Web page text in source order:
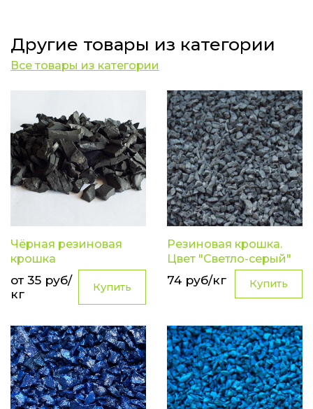
Другие товары из категории
Все товары из категории
Чёрная резиновая
крошка
от 35 руб/
кг
Купить
Резиновая крошка.
Цвет "Светло-серый"
74 руб/кг Купить